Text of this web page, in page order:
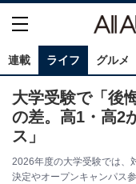
連載 ライフ グルメ
大学受験で「後
の差。高1・高2
ス」
2026年度の大学受験では、
決定やオープンキャンパス